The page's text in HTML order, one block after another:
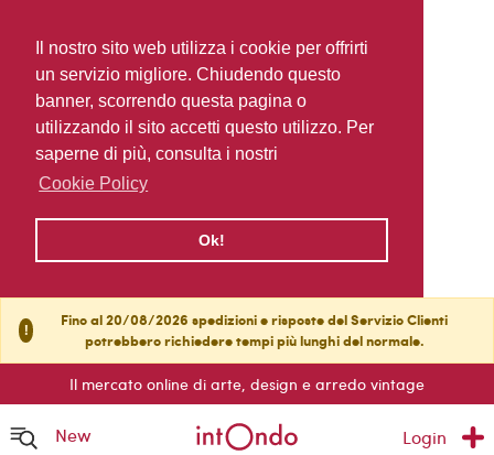
Il nostro sito web utilizza i cookie per offrirti
un servizio migliore. Chiudendo questo
banner, scorrendo questa pagina o
utilizzando il sito accetti questo utilizzo. Per
saperne di più, consulta i nostri
Cookie Policy
Ok!
!
Fino al 20/08/2026 spedizioni e risposte del Servizio Clienti
potrebbero richiedere tempi più lunghi del normale.
Il mercato online di arte, design e arredo vintage
New Login